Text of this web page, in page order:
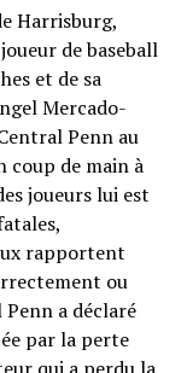
Harrisburg,
de baseball
et de sa
Mercado-
Penn au
coup de main à
joueurs lui est
rapportent
ou
a déclaré
par la perte